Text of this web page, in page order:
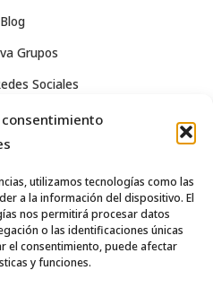
utilizamos tecnologías como las
a la información del dispositivo. El
nos permitirá procesar datos
o las identificaciones únicas
el consentimiento, puede afectar
y funciones.
Blog
Grupos
Sociales
Legal
de venta
cookies (UE)
04 92